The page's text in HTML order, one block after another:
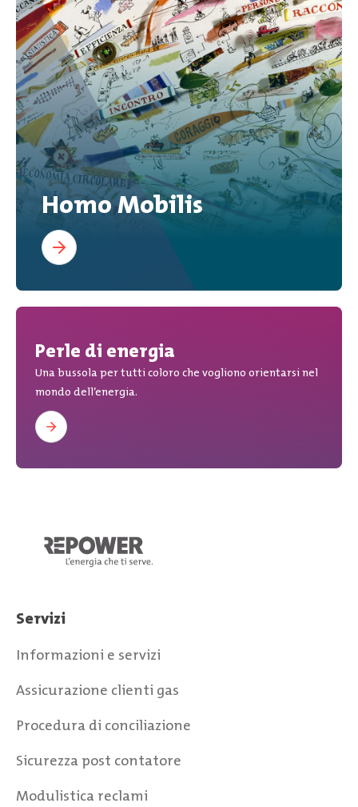
Homo Mobilis
Perle di energia
Una bussola per tutti coloro che vogliono orientarsi nel
mondo dell’energia.
Servizi
Informazioni e servizi
Assicurazione clienti gas
Procedura di conciliazione
Sicurezza post contatore
Modulistica reclami